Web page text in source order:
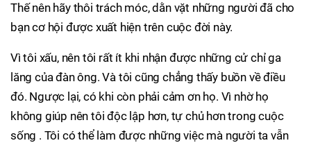
Thế nên hãy thôi trách móc, dằn vặt những người đã cho
bạn cơ hội được xuất hiện trên cuộc đời này.
Vì tôi xấu, nên tôi rất ít khi nhận được những cử chỉ ga
lăng của đàn ông. Và tôi cũng chẳng thấy buồn về điều
đó. Ngược lại, có khi còn phải cảm ơn họ. Vì nhờ họ
không giúp nên tôi độc lập hơn, tự chủ hơn trong cuộc
sống . Tôi có thể làm được những việc mà người ta vẫn